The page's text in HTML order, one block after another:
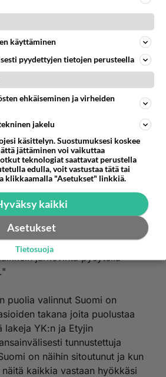
jossa venäjä käy
kanssa
ainoan liittoutumattoman
.
tehdä kaikkensa Venäjän
ja ei mene kuin hetki
tuodaan kotimaan
tulisi läntinen armeija
käsin kuten sillä on tapana
maailmansodan
moderneilla aseilla
kun valitsee väärän puolen
järkevintä pysytellä
puolia valinnut Suomi on
takana joita puolustaa
lakeja YK:n ja Etyjin
tunnustettuja
on näihin sitoutunut ja kun
kaikkia vastaan hyökkäsi
käyttäminen
pyydettyjen tietojen perusteella
ehkäiseminen ja virheiden
jakelu
käsittelyn. Suostumuksesi koskee
jättäminen voi vaikuttaa
teknologiat saattavat perustella
edulla, voit vastustaa tätä tai
klikkaamalla "Asetukset" linkkiä.
kaikki
Asetukset
Tietosuoja